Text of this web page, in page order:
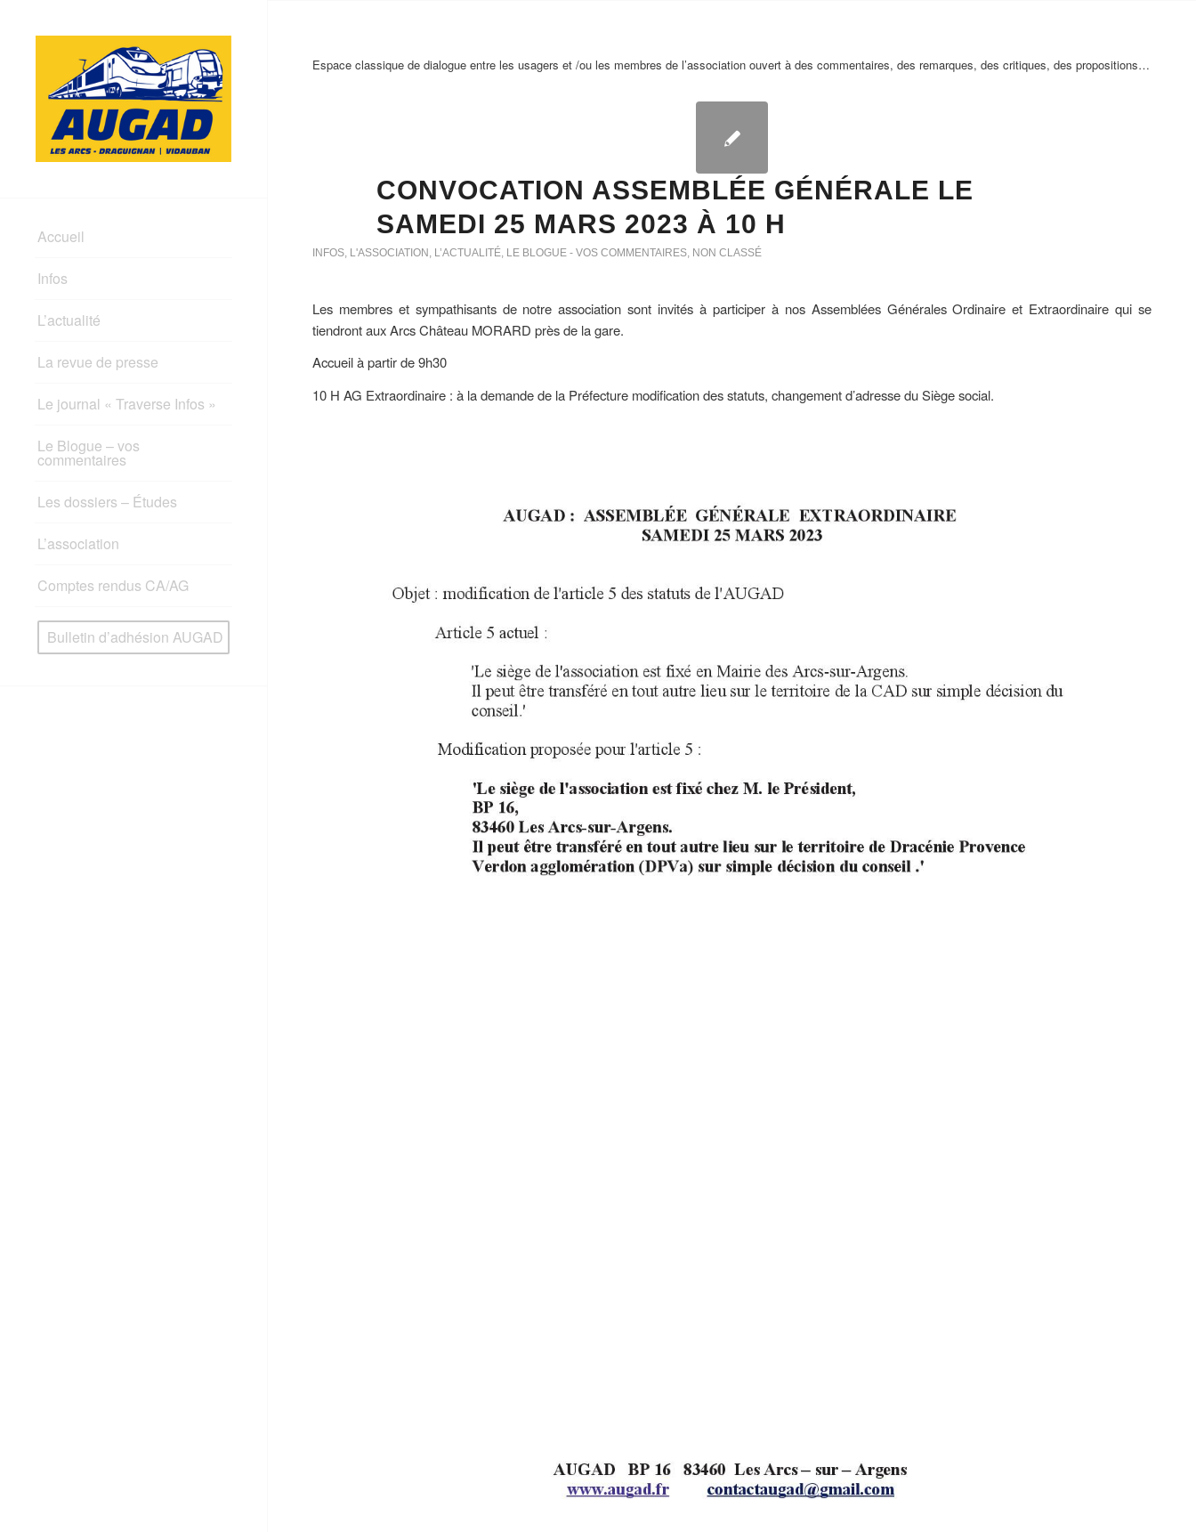
Accueil
Infos
L’actualité
La revue de presse
Le journal « Traverse Infos »
Le Blogue – vos
commentaires
Les dossiers – Études
L’association
Comptes rendus CA/AG
Bulletin d’adhésion AUGAD
Espace classique de dialogue entre les usagers et /ou les membres de l’association ouvert à des commentaires, des remarques, des critiques, des propositions…
CONVOCATION ASSEMBLÉE GÉNÉRALE LE
SAMEDI 25 MARS 2023 À 10 H
INFOS, L'ASSOCIATION , L’ACTUALITÉ, LE BLOGUE - VOS COMMENTAIRES, NON CLASSÉ
Les membres et sympathisants de notre association sont invités à participer à nos Assemblées Générales Ordinaire et Extraordinaire qui se
tiendront aux Arcs Château MORARD près de la gare.
Accueil à partir de 9h30
10 H AG Extraordinaire : à la demande de la Préfecture modification des statuts, changement d’adresse du Siège social.